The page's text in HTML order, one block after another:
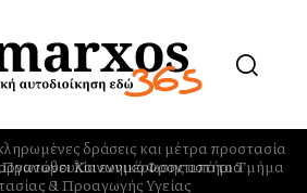
δράσεις και μέτρα προστασίας
ενημέρωσης από το Τμήμα
& Προαγωγής Υγείας